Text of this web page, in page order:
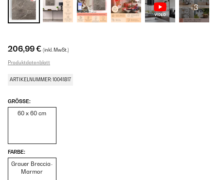
+3
206,99 € (inkl. MwSt.)
Produktdatenblatt
ARTIKELNUMMER: 10041817
GRÖSSE:
60 x 60 cm
FARBE:
Grauer Breccia-
Marmor